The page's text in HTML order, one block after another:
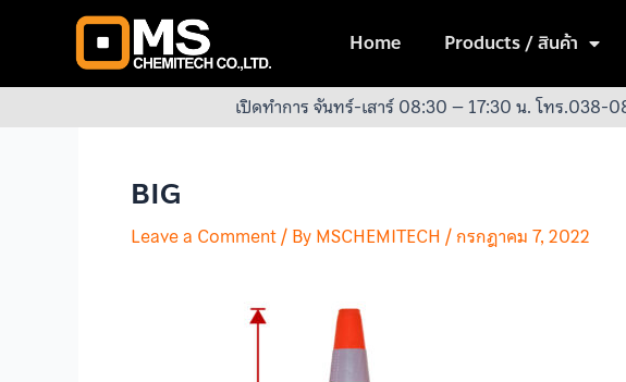
Home Products / สินค้า
เปิดทำการ จันทร์-เสาร์ 08:30 – 17:30 น.โทร.038-
BIG
Leave a Comment/ ByMSCHEMITECH /กรกฎาคม 7, 2022
Post
navigation